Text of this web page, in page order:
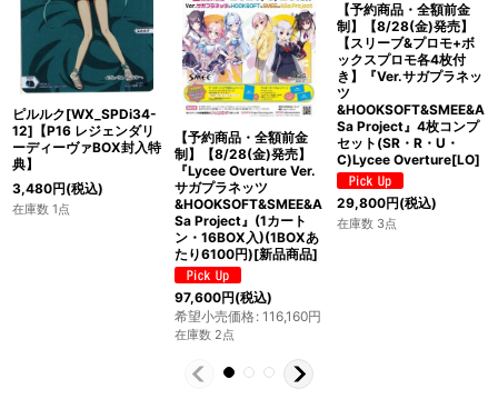
ピルルク[WX_SPDi34-
12]【P16 レジェンダリ
ーディーヴァBOX封入特
典】
3,480円(税込)
在庫数 1点
【予約商品・全額前金
制】【8/28(金)発売】
『Lycee Overture Ver.
サガプラネッツ
&HOOKSOFT&SMEE&A
Sa Project』(1カート
ン・16BOX入)(1BOXあ
たり6100円)[新品商品]
97,600円(税込)
希望小売価格: 116,160円
在庫数 2点
【予約商品・全額前金
制】【8/28(金)発売】
【スリーブ&プロモ+ボ
ックスプロモ各4枚付
き】『Ver.サガプラネッ
ツ
&HOOKSOFT&SMEE&A
Sa Project』4枚コンプ
セット(SR・R・U・
C)Lycee Overture[LO]
29,800円(税込)
在庫数 3点